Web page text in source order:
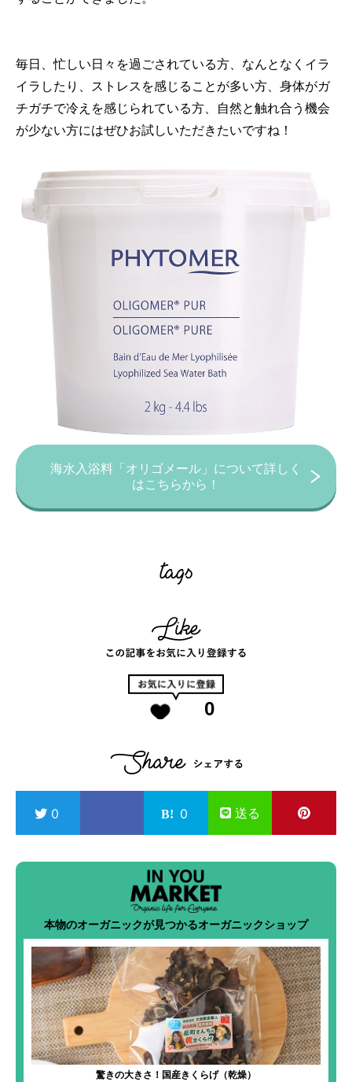
毎日、忙しい日々を過ごされている方、なんとなくイラ
イラしたり、ストレスを感じることが多い方、身体がガ
チガチで冷えを感じられている方、自然と触れ合う機会
が少ない方にはぜひお試しいただきたいですね！
海水入浴料「オリゴメール」について詳しく
はこちらから！
0
0 0 送る
本物のオーガニックが見つかるオーガニックショップ
驚きの大きさ！国産きくらげ（乾燥）